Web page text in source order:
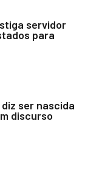
servidor
para
diz ser nascida
discurso